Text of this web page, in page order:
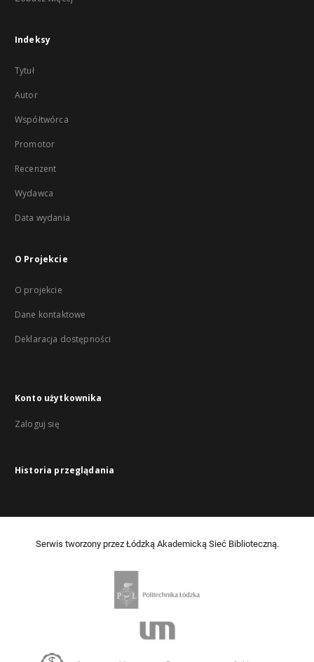
Indeksy
Tytuł
Autor
Współtwórca
Promotor
Recenzent
Wydawca
Data wydania
O Projekcie
O projekcie
Dane kontaktowe
Deklaracja dostępności
Konto użytkownika
Zaloguj się
Historia przeglądania
Serwis tworzony przez Łódzką Akademicką Sieć Biblioteczną.